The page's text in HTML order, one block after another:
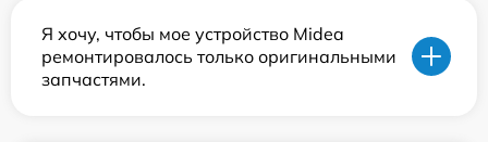
Я хочу, чтобы мое устройство Midea
ремонтировалось только оригинальными
запчастями.